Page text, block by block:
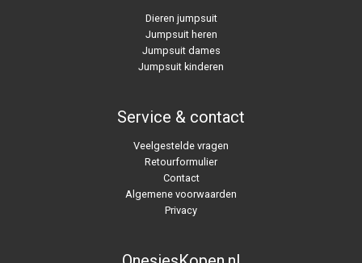
Dieren jumpsuit
Jumpsuit heren
Jumpsuit dames
Jumpsuit kinderen
Service & contact
Veelgestelde vragen
Retourformulier
Contact
Algemene voorwaarden
Privacy